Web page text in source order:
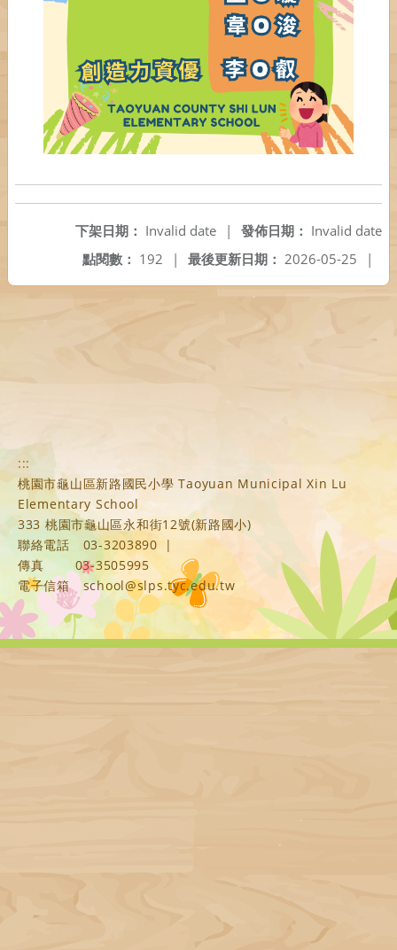
發佈日期： Invalid date
下架日期： Invalid date
|
最後更新日期： 2026-05-25 |
點閱數： 192 |
:::
桃園市龜山區新路國民小學 Taoyuan Municipal Xin Lu
Elementary School
333 桃園市龜山區永和街12號(新路國小)
聯絡電話
03-3203890
|
傳真
03-3505995
電子信箱
school@slps.tyc.edu.tw